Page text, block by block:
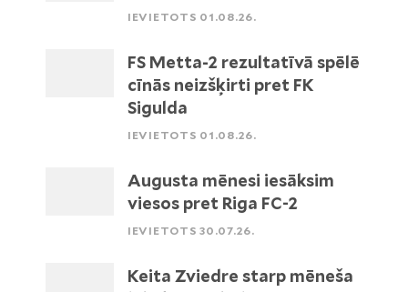
IEVIETOTS 01.08.26.
FS Metta-2 rezultatīvā spēlē
cīnās neizšķirti pret FK
Sigulda
IEVIETOTS 01.08.26.
Augusta mēnesi iesāksim
viesos pret Riga FC-2
IEVIETOTS 30.07.26.
Keita Zviedre starp mēneša